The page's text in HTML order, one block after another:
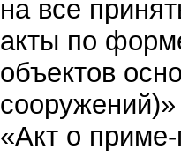
на все
акты по
объектов
«Акт о